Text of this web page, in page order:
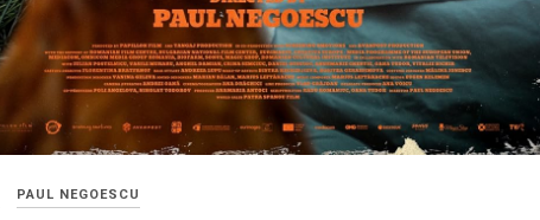
PAUL NEGOESCU